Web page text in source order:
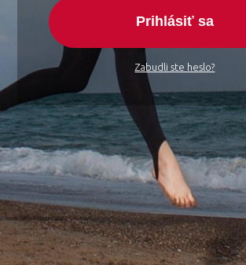
Prihlásiť sa
Zabudli ste heslo?